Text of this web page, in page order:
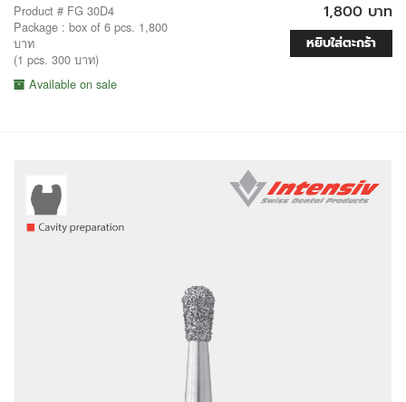
Product # FG 30D4
Package : box of 6 pcs. 1,800
บาท
(1 pcs. 300 บาท)
Available on sale
1,800 บาท
หยิบใส่ตะกร้า